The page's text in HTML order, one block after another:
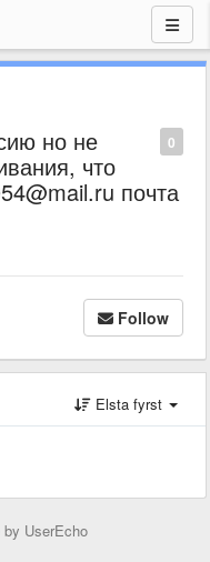
0
но не
что
почта
Follow
Elsta fyrst
by UserEcho